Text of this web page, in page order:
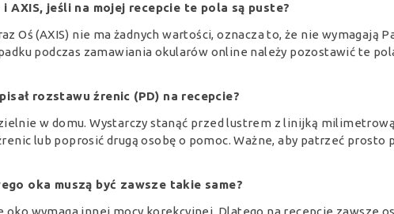
AXIS, jeśli na mojej recepcie te pola są puste?
Oś (AXIS) nie ma żadnych wartości, oznacza to, że nie wymagają
podczas zamawiania okularów online należy pozostawić te
rozstawu źrenic (PD) na recepcie?
w domu. Wystarczy stanąć przed lustrem z linijką
lub poprosić drugą osobę o pomoc. Ważne, aby patrzeć prosto
oka muszą być zawsze takie same?
oko wymaga innej mocy korekcyjnej. Dlatego na recepcie zawsze